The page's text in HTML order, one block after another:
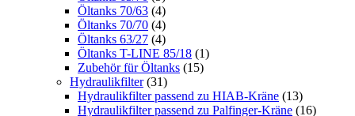
Öltanks 70/63 (4)
Öltanks 70/70 (4)
Öltanks 63/27 (4)
Öltanks T-LINE 85/18 (1)
Zubehör für Öltanks (15)
Hydraulikfilter (31)
Hydraulikfilter passend zu HIAB-Kräne (13)
Hydraulikfilter passend zu Palfinger-Kräne (16)